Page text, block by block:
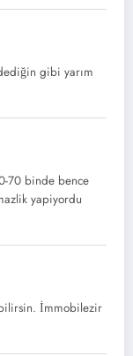
gibi yarım
70 binde bence
yapiyordu
İmmobilezir